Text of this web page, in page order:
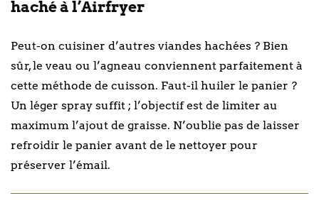
haché à l’Airfryer
Peut-on cuisiner d’autres viandes hachées ? Bien
sûr, le veau ou l’agneau conviennent parfaitement à
cette méthode de cuisson. Faut-il huiler le panier ?
Un léger spray suffit ; l’objectif est de limiter au
maximum l’ajout de graisse. N’oublie pas de laisser
refroidir le panier avant de le nettoyer pour
préserver l’émail.